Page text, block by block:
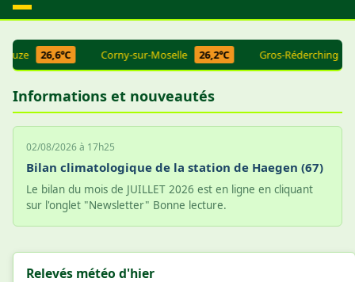
26,6°C Corny-sur-Moselle 26,2°C Gros-Réderching
Informations et nouveautés
02/08/2026 à 17h25
Bilan climatologique de la station de Haegen (67)
Le bilan du mois de JUILLET 2026 est en ligne en cliquant
sur l'onglet "Newsletter" Bonne lecture.
Relevés météo d'hier